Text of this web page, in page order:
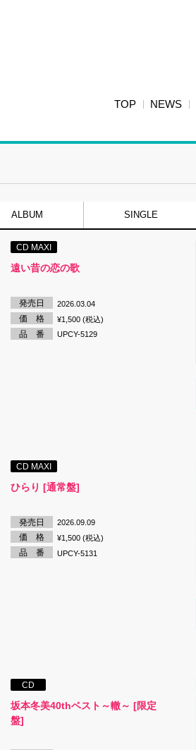
TOP NEWS
ALBUM SINGLE
CD MAXI
遠い昔の恋の歌
発売日 2026.03.04
価 格 ¥1,500 (税込)
品 番 UPCY-5129
CD MAXI
ひらり [通常盤]
発売日 2026.09.09
価 格 ¥1,500 (税込)
品 番 UPCY-5131
CD
坂本冬美40thベスト～轍～ [限定
盤]